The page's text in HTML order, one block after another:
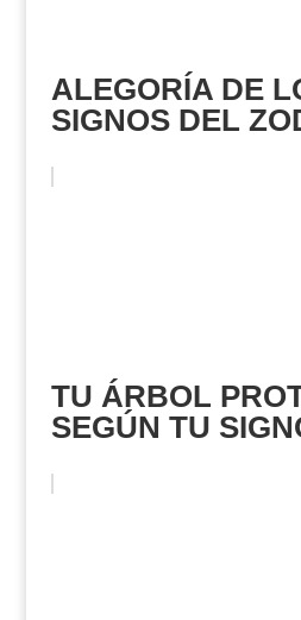
ALEGORÍA DE
SIGNOS DEL
TU ÁRBOL
SEGÚN TU